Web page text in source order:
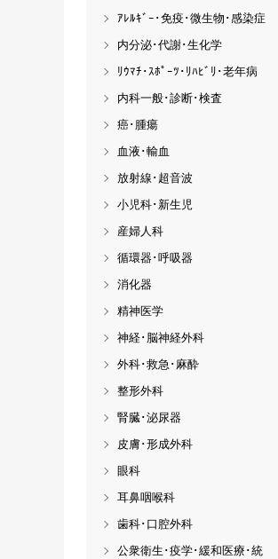
ｱﾚﾙｷﾞｰ･免疫･微生物･感染症
内分泌･代謝･生化学
ﾘｳﾏﾁ･ｽﾎﾟｰﾂ･ﾘﾊﾋﾞﾘ･老年病
内科一般･診断･検査
癌･腫瘍
血液･輸血
放射線･超音波
小児科･新生児
産婦人科
循環器･呼吸器
消化器
精神医学
神経･脳神経外科
外科･救急･麻酔
整形外科
腎臓･泌尿器
皮膚･形成外科
眼科
耳鼻咽喉科
歯科･口腔外科
公衆衛生･疫学･緩和医療･統